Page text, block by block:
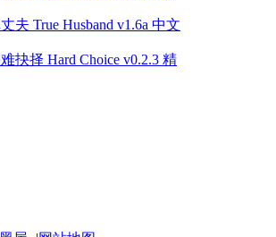
夫 True Husband v1.6a 中文
抉择 Hard Choice v0.2.3 精